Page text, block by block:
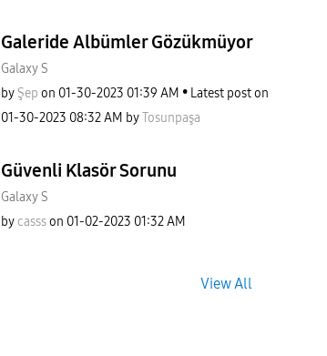
Galeride Albümler Gözükmüyor
Galaxy S
by Şep on ‎01-30-2023 01:39 AM
Latest post on
‎01-30-2023 08:32 AM byTosunpaşa
Güvenli Klasör Sorunu
Galaxy S
bycasss on ‎01-02-2023 01:32 AM
View All